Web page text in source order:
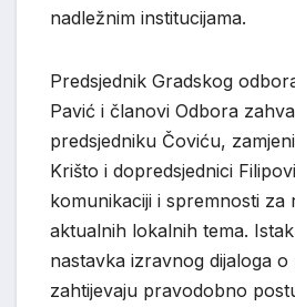
nadležnim institucijama.
Predsjednik Gradskog
Pavić i članovi Odbora
predsjedniku Čoviću,
Krišto i dopredsjednici
komunikaciji i spremnosti za
aktualnih lokalnih tema.
nastavka izravnog dijaloga o
zahtijevaju pravodobno